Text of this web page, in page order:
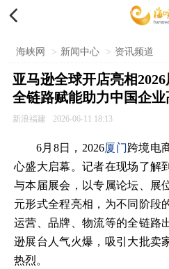

海峡网 > 新闻中心 > 资讯频道
亚马逊全球开店亮相
全链路赋能助力中国企
新浪福建 2026-06-11 18:13
6月8日，2026厦门跨境电
心盛大启幕。记者在现场了解
与本届展会，以专属论坛、展
元形式全程亮相，为不同阶段
运营、品牌、物流等的全链路
逊展台人气火爆，吸引大批卖
热烈。